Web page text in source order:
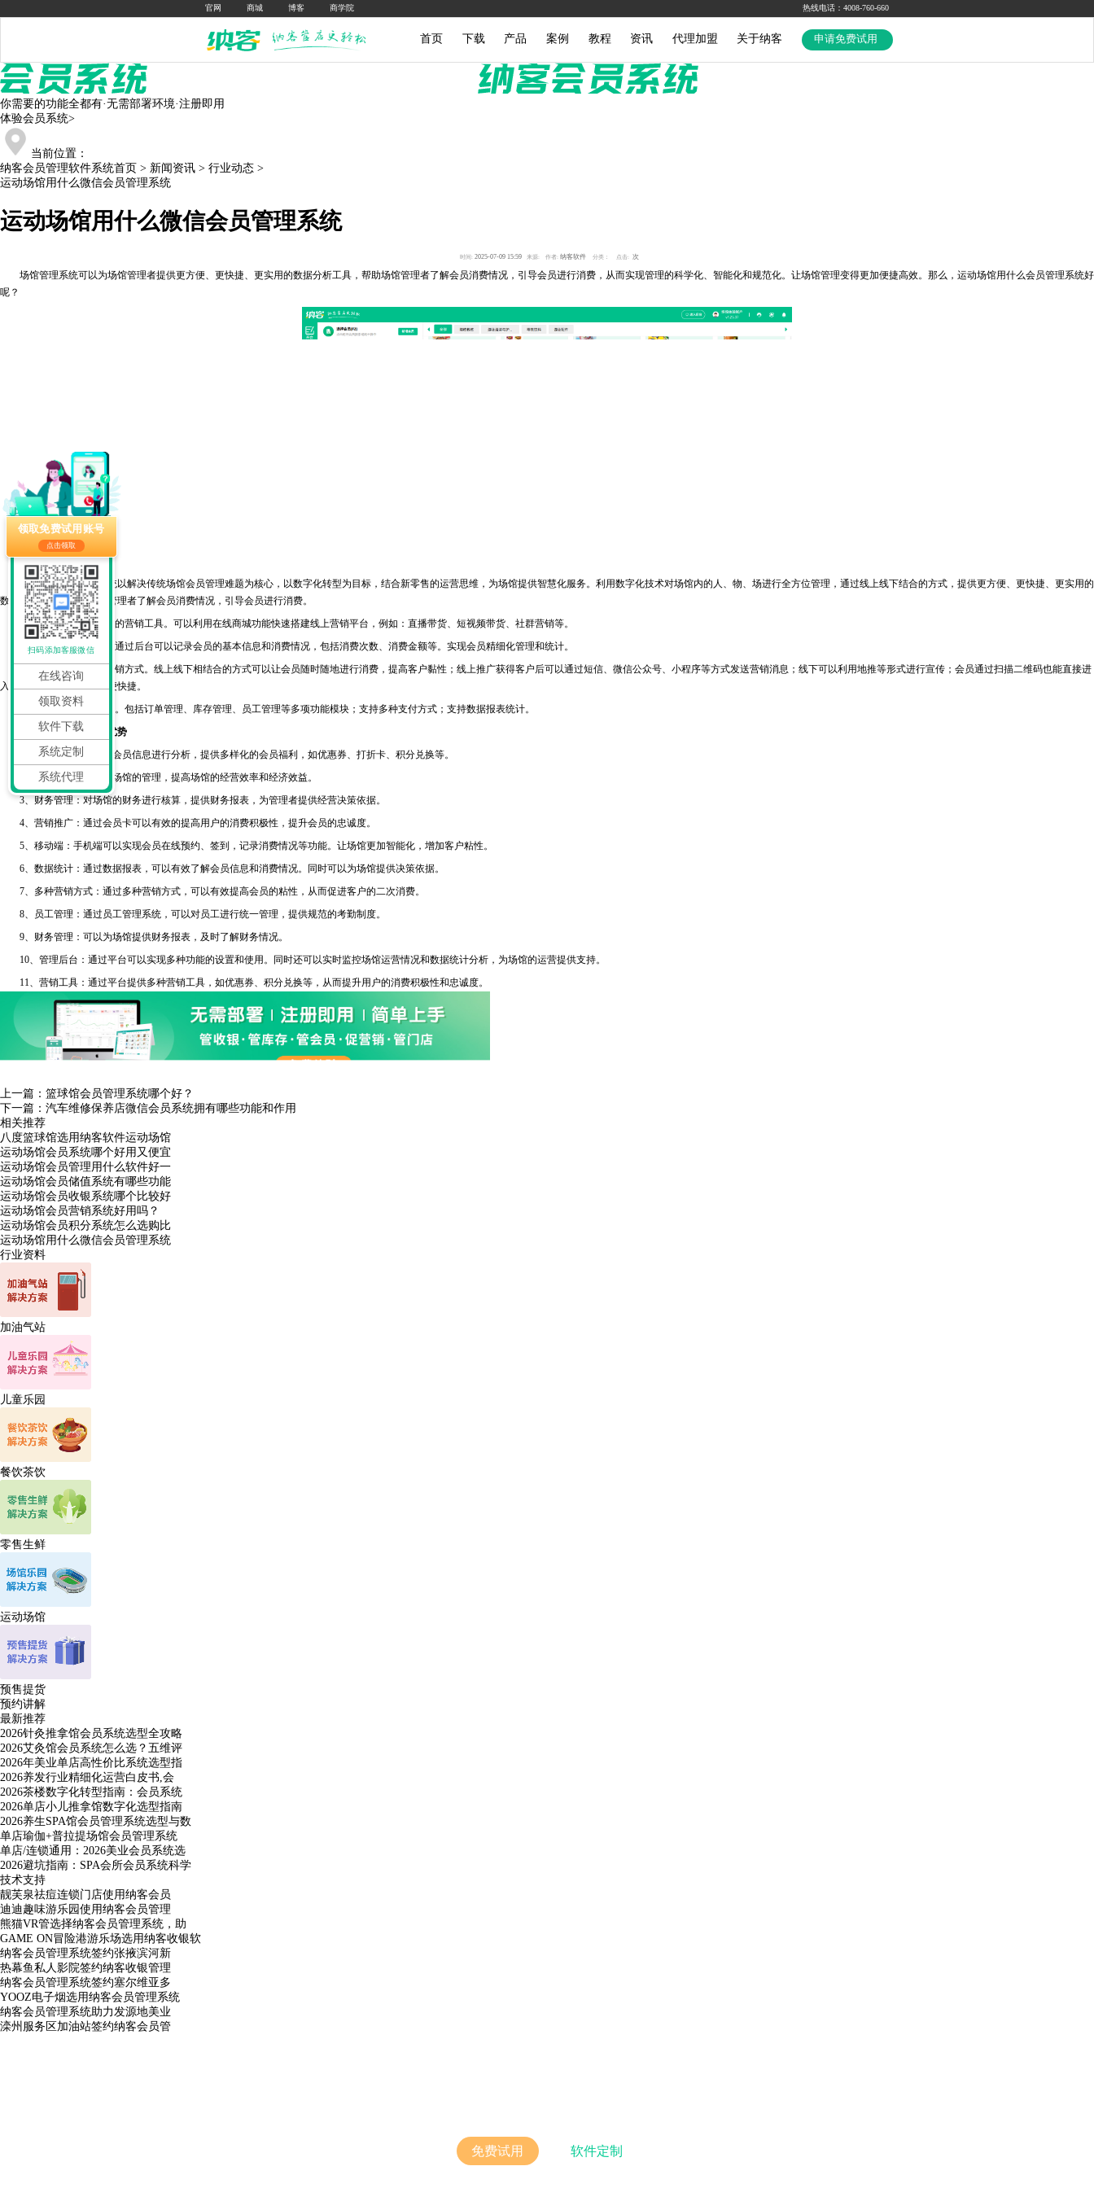
官网 商城 博客 商学院 热线电话：4008-760-660
首页 下载 产品 案例 教程 资讯 代理加盟 关于纳客 申请免费试用
你需要的功能全都有·无需部署环境·注册即用
体验会员系统>
当前位置：
纳客会员管理软件系统首页 > 新闻资讯 > 行业动态 >
运动场馆用什么微信会员管理系统
运动场馆用什么微信会员管理系统
时间: 2025-07-09 15:59 来源: 作者: 纳客软件 分类： 点击: 次
场馆管理系统可以为场馆管理者提供更方便、更快捷、更实用的数据分析工具，帮助场馆管理者了解会员消费情况，引导会员进行消费，从而实现管理的科学化、智能化和规范化。让场馆管理变得更加便捷高效。那么，运动场馆用什么会员管理系统好
呢？
纳客场馆会员系统
纳客场馆会员管理系统以解决传统场馆会员管理难题为核心，以数字化转型为目标，结合新零售的运营思维，为场馆提供智慧化服务。利用数字化技术对场馆内的人、物、场进行全方位管理，通过线上线下结合的方式，提供更方便、更快捷、更实用的
数据分析工具，帮助场馆管理者了解会员消费情况，引导会员进行消费。
1.为场馆提供丰富多样的营销工具。可以利用在线商城功能快速搭建线上营销平台，例如：直播带货、短视频带货、社群营销等。
2.方便管理会员信息。通过后台可以记录会员的基本信息和消费情况，包括消费次数、消费金额等。实现会员精细化管理和统计。
3.线上线下相结合的营销方式。线上线下相结合的方式可以让会员随时随地进行消费，提高客户黏性；线上推广获得客户后可以通过短信、微信公众号、小程序等方式发送营销消息；线下可以利用地推等形式进行宣传；会员通过扫描二维码也能直接进
入线上商城进行购物，方便快捷。
4.完善的后台管理功能。包括订单管理、库存管理、员工管理等多项功能模块；支持多种支付方式；支持数据报表统计。
纳客场馆会员系统的优势
1、会员管理：通过对会员信息进行分析，提供多样化的会员福利，如优惠券、打折卡、积分兑换等。
2、场馆管理：通过对场馆的管理，提高场馆的经营效率和经济效益。
3、财务管理：对场馆的财务进行核算，提供财务报表，为管理者提供经营决策依据。
4、营销推广：通过会员卡可以有效的提高用户的消费积极性，提升会员的忠诚度。
5、移动端：手机端可以实现会员在线预约、签到，记录消费情况等功能。让场馆更加智能化，增加客户粘性。
6、数据统计：通过数据报表，可以有效了解会员信息和消费情况。同时可以为场馆提供决策依据。
7、多种营销方式：通过多种营销方式，可以有效提高会员的粘性，从而促进客户的二次消费。
8、员工管理：通过员工管理系统，可以对员工进行统一管理，提供规范的考勤制度。
9、财务管理：可以为场馆提供财务报表，及时了解财务情况。
10、管理后台：通过平台可以实现多种功能的设置和使用。同时还可以实时监控场馆运营情况和数据统计分析，为场馆的运营提供支持。
11、营销工具：通过平台提供多种营销工具，如优惠券、积分兑换等，从而提升用户的消费积极性和忠诚度。
上一篇： 篮球馆会员管理系统哪个好？
下一篇： 汽车维修保养店微信会员系统拥有哪些功能和作用
相关推荐
八度篮球馆选用纳客软件运动场馆
运动场馆会员系统哪个好用又便宜
运动场馆会员管理用什么软件好一
运动场馆会员储值系统有哪些功能
运动场馆会员收银系统哪个比较好
运动场馆会员营销系统好用吗？
运动场馆会员积分系统怎么选购比
运动场馆用什么微信会员管理系统
行业资料
加油气站
儿童乐园
餐饮茶饮
零售生鲜
运动场馆
预售提货
预约讲解
最新推荐
2026针灸推拿馆会员系统选型全攻略
2026艾灸馆会员系统怎么选？五维评
2026年美业单店高性价比系统选型指
2026养发行业精细化运营白皮书,会
2026茶楼数字化转型指南：会员系统
2026单店小儿推拿馆数字化选型指南
2026养生SPA馆会员管理系统选型与数
单店瑜伽+普拉提场馆会员管理系统
单店/连锁通用：2026美业会员系统选
2026避坑指南：SPA会所会员系统科学
技术支持
靓芙泉祛痘连锁门店使用纳客会员
迪迪趣味游乐园使用纳客会员管理
熊猫VR管选择纳客会员管理系统，助
GAME ON冒险港游乐场选用纳客收银软
纳客会员管理系统签约张掖滨河新
热幕鱼私人影院签约纳客收银管理
纳客会员管理系统签约塞尔维亚多
YOOZ电子烟选用纳客会员管理系统
纳客会员管理系统助力发源地美业
滦州服务区加油站签约纳客会员管
领取免费试用账号
点击领取
扫码添加客服微信
在线咨询
领取资料
软件下载
系统定制
系统代理
免费试用 软件定制